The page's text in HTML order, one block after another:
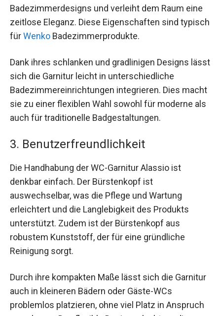
Badezimmerdesigns und verleiht dem Raum eine
zeitlose Eleganz. Diese Eigenschaften sind typisch
fürWenko Badezimmerprodukte.
Dank ihres schlanken und gradlinigen Designs lässt
sich die Garnitur leicht in unterschiedliche
Badezimmereinrichtungen integrieren. Dies macht
sie zu einer flexiblen Wahl sowohl für moderne als
auch für traditionelle Badgestaltungen.
3. Benutzerfreundlichkeit
Die Handhabung der WC-Garnitur Alassio ist
denkbar einfach. Der Bürstenkopf ist
auswechselbar, was die Pflege und Wartung
erleichtert und die Langlebigkeit des Produkts
unterstützt. Zudem ist der Bürstenkopf aus
robustem Kunststoff, der für eine gründliche
Reinigung sorgt.
Durch ihre kompakten Maße lässt sich die Garnitur
auch in kleineren Bädern oder Gäste-WCs
problemlos platzieren, ohne viel Platz in Anspruch